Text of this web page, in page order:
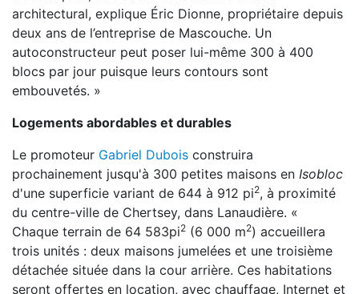
architectural, explique Éric Dionne, propriétaire depuis
deux ans de l’entreprise de Mascouche. Un
autoconstructeur peut poser lui-même 300 à 400
blocs par jour puisque leurs contours sont
embouvetés. »
Logements abordables et durables
Le promoteur Gabriel Dubois construira
prochainement jusqu'à 300 petites maisons en Isobloc
d'une superficie variant de 644 à 912 pi2, à proximité
du centre-ville de Chertsey, dans Lanaudière. «
Chaque terrain de 64 583pi2 (6 000 m2) accueillera
trois unités : deux maisons jumelées et une troisième
détachée située dans la cour arrière. Ces habitations
seront offertes en location, avec chauffage, Internet et